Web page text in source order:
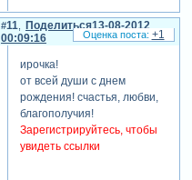
Поделиться
11
13-08-2012
00:09:16
ирочка!
от всей души с днем
рождения! счастья, любви,
благополучия!
Зарегистрируйтесь, чтобы
увидеть ссылки
+1